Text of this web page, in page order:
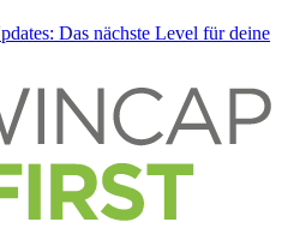
Das nächste Level für deine